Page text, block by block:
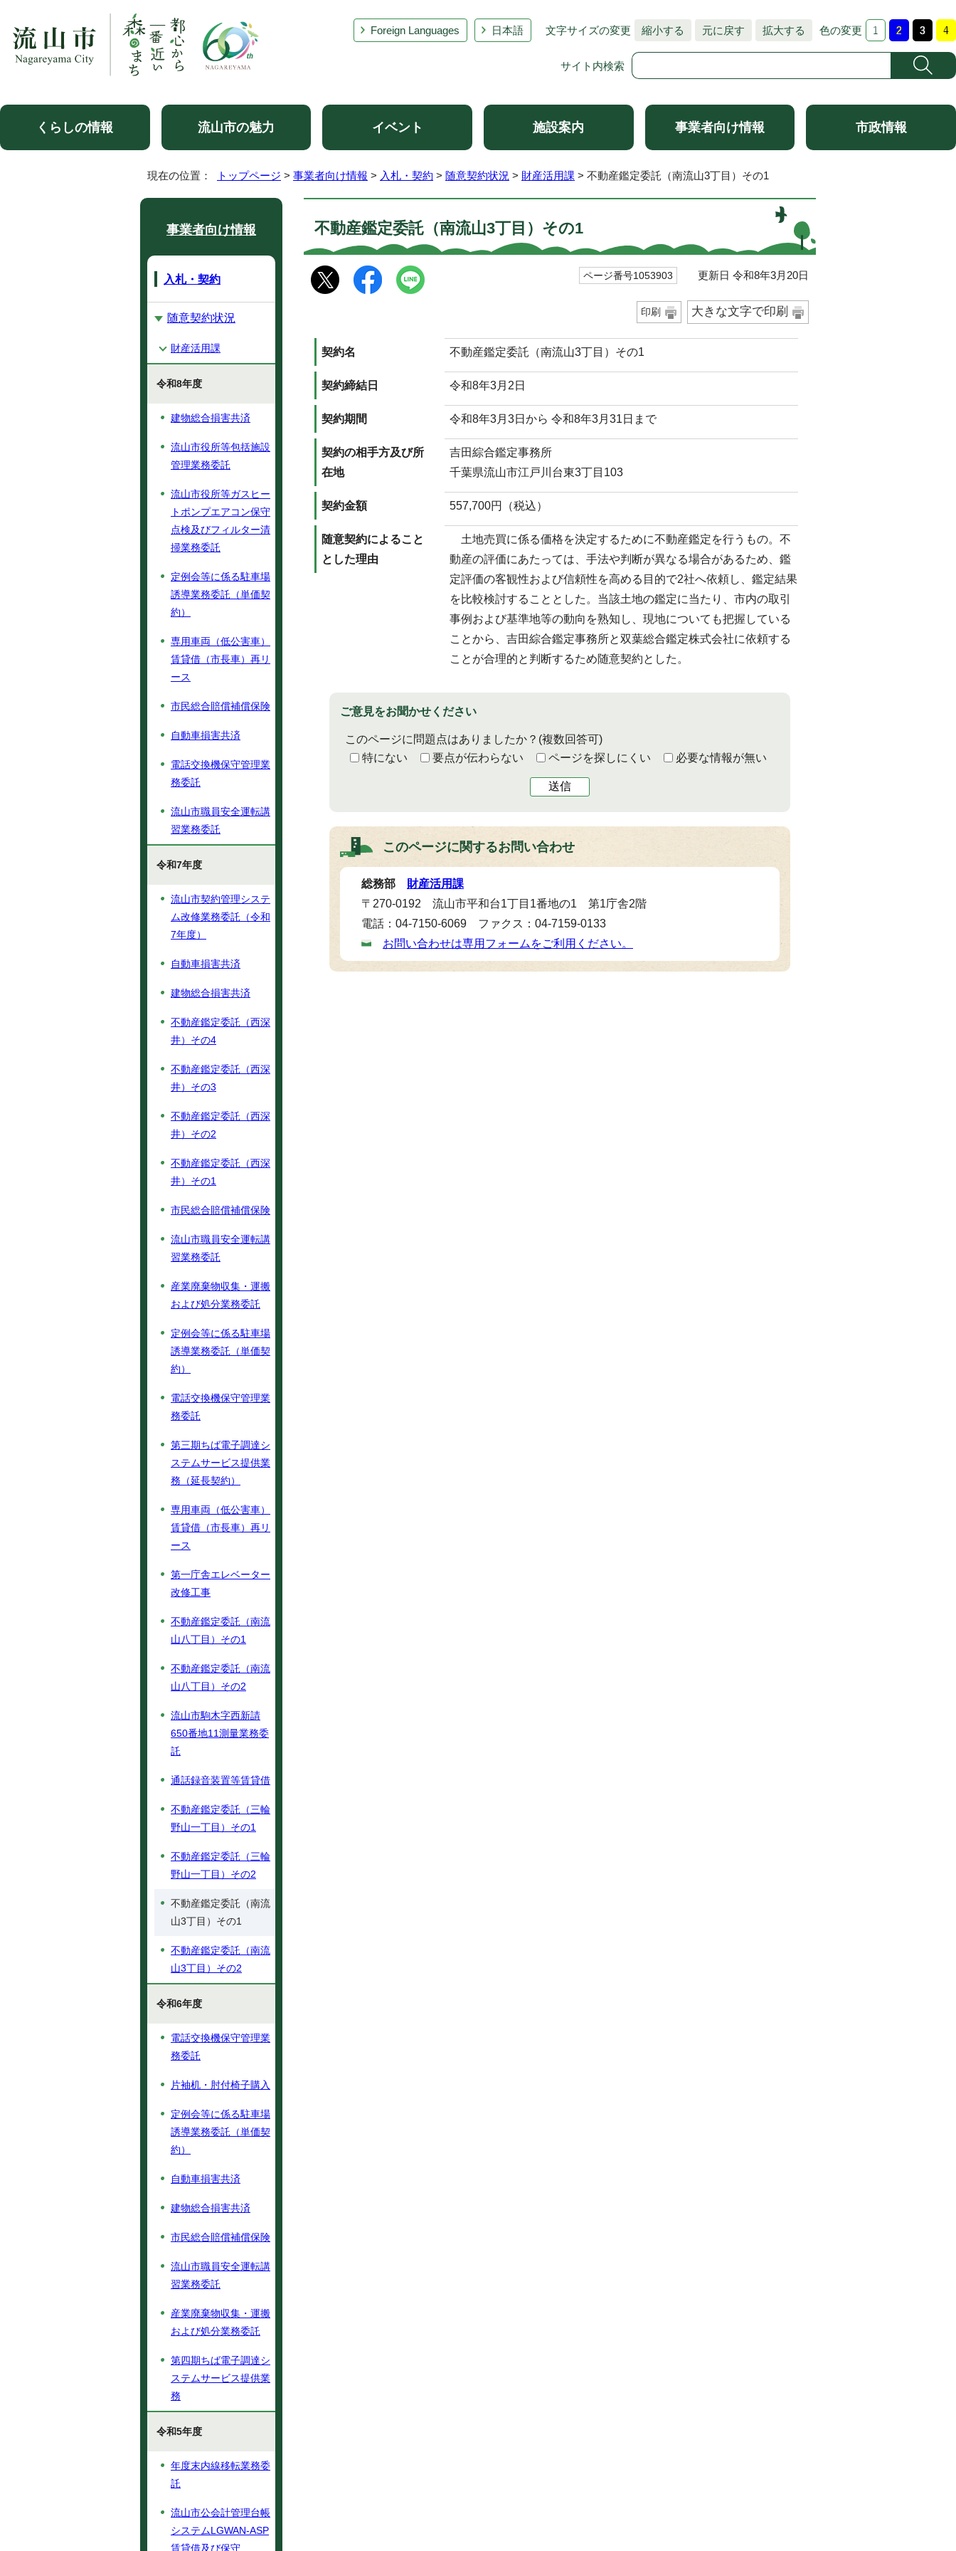
Foreign Languages 日本語 文字サイズの変更 縮小する 元に戻す 拡大する 色の変更
サイト内検索
くらしの情報 流山市の魅力 イベント 施設案内 事業者向け情報 市政情報
現在の位置： トップページ > 事業者向け情報 > 入札・契約 > 随意契約状況 > 財産活用課 > 不動産鑑定委託（南流山3丁目）その1
不動産鑑定委託（南流山3丁目）その1
ページ番号1053903 更新日 令和8年3月20日
印刷 大きな文字で印刷
契約名 不動産鑑定委託（南流山3丁目）その1
契約締結日 令和8年3月2日
契約期間 令和8年3月3日から 令和8年3月31日まで
契約の相手方及び所
在地
吉田綜合鑑定事務所
千葉県流山市江戸川台東3丁目103
契約金額 557,700円（税込）
随意契約によること
とした理由
土地売買に係る価格を決定するために不動産鑑定を行うもの。不
動産の評価にあたっては、手法や判断が異なる場合があるため、鑑
定評価の客観性および信頼性を高める目的で2社へ依頼し、鑑定結果
を比較検討することとした。当該土地の鑑定に当たり、市内の取引
事例および基準地等の動向を熟知し、現地についても把握している
ことから、吉田綜合鑑定事務所と双葉総合鑑定株式会社に依頼する
ことが合理的と判断するため随意契約とした。
ご意見をお聞かせください
このページに問題点はありましたか？ (複数回答可)
特にない
要点が伝わらない ページを探しにくい 必要な情報が無い
送信
このページに関するお問い合わせ
総務部 財産活用課
〒270-0192 流山市平和台1丁目1番地の1 第1庁舎2階
電話：04-7150-6069 ファクス：04-7159-0133
お問い合わせは専用フォームをご利用ください。
事業者向け情報
入札・契約
随意契約状況
財産活用課
令和8年度
建物総合損害共済
流山市役所等包括施設
管理業務委託
流山市役所等ガスヒー
トポンプエアコン保守
点検及びフィルター清
掃業務委託
定例会等に係る駐車場
誘導業務委託（単価契
約）
専用車両（低公害車）
賃貸借（市長車）再リ
ース
市民総合賠償補償保険
自動車損害共済
電話交換機保守管理業
務委託
流山市職員安全運転講
習業務委託
令和7年度
流山市契約管理システ
ム改修業務委託（令和
7年度）
自動車損害共済
建物総合損害共済
不動産鑑定委託（西深
井）その4
不動産鑑定委託（西深
井）その3
不動産鑑定委託（西深
井）その2
不動産鑑定委託（西深
井）その1
市民総合賠償補償保険
流山市職員安全運転講
習業務委託
産業廃棄物収集・運搬
および処分業務委託
定例会等に係る駐車場
誘導業務委託（単価契
約）
電話交換機保守管理業
務委託
第三期ちば電子調達シ
ステムサービス提供業
務（延長契約）
専用車両（低公害車）
賃貸借（市長車）再リ
ース
第一庁舎エレベーター
改修工事
不動産鑑定委託（南流
山八丁目）その1
不動産鑑定委託（南流
山八丁目）その2
流山市駒木字西新請
650番地11測量業務委
託
通話録音装置等賃貸借
不動産鑑定委託（三輪
野山一丁目）その1
不動産鑑定委託（三輪
野山一丁目）その2
不動産鑑定委託（南流
山3丁目）その1
不動産鑑定委託（南流
山3丁目）その2
令和6年度
電話交換機保守管理業
務委託
片袖机・肘付椅子購入
定例会等に係る駐車場
誘導業務委託（単価契
約）
自動車損害共済
建物総合損害共済
市民総合賠償補償保険
流山市職員安全運転講
習業務委託
産業廃棄物収集・運搬
および処分業務委託
第四期ちば電子調達シ
ステムサービス提供業
務
令和5年度
年度末内線移転業務委
託
流山市公会計管理台帳
システムLGWAN-ASP
賃貸借及び保守